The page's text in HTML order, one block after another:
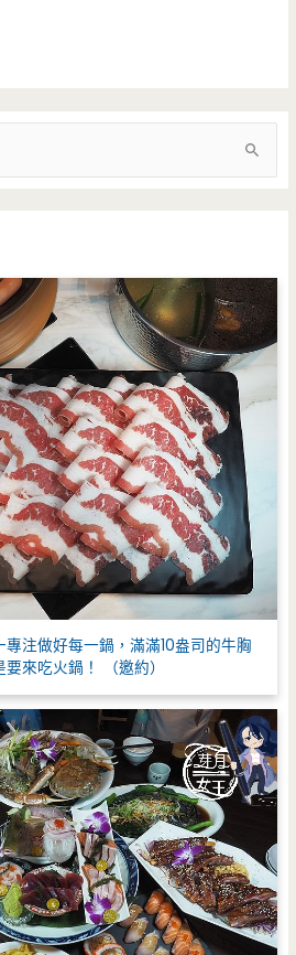
注做好每一鍋，滿滿10盎司的牛胸
來吃火鍋！ （邀約）